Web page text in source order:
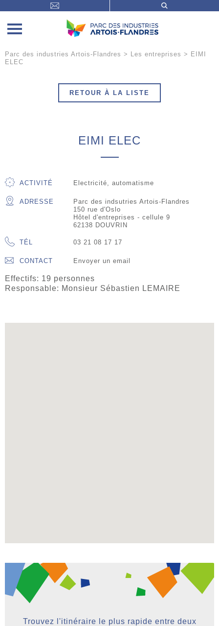
Parc des industries Artois-Flandres > Les entreprises > EIMI
ELEC
RETOUR À LA LISTE
EIMI ELEC
ACTIVITÉ Electricité, automatisme
ADRESSE
Parc des indsutries Artois-Flandres
150 rue d'Oslo
Hôtel d'entreprises - cellule 9
62138 DOUVRIN
TÉL 03 21 08 17 17
CONTACT Envoyer un email
Effectifs: 19 personnes
Responsable: Monsieur Sébastien LEMAIRE
Trouvez l'itinéraire le plus rapide entre deux